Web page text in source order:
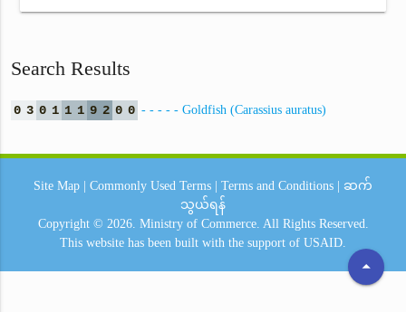
Search Results
0 3 0 1 1 1 9 2 0 0 - - - - - Goldfish (Carassius auratus)
arrow_drop_up
Site Map Commonly Used Terms Terms and Conditions
ဆက်
သွယ်ရန်
Copyright © 2026. Ministry of Commerce. All Rights Reserved.
This website has been built with the support of USAID.